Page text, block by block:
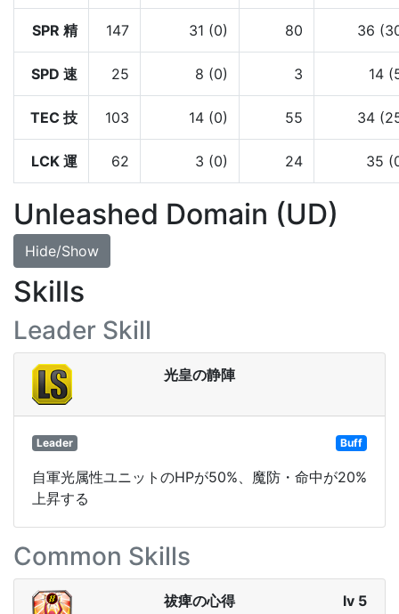
SPR 精 147 31 (0) 80 36
SPD 速 25 8 (0) 3 14
TEC 技 103 14 (0) 55 34
LCK 運 62 3 (0) 24 35
Unleashed Domain (UD)
Hide/Show
Skills
Leader Skill
光皇の静陣
Leader Buff
自軍光属性ユニットのHPが50%、魔防・命中が20%
上昇する
Common Skills
祓痺の心得 lv 5